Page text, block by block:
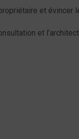
et évincer
et